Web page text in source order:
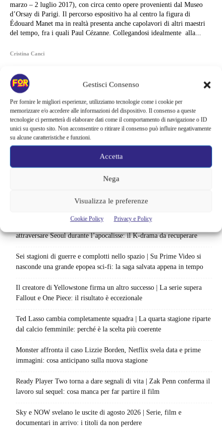
Gestisci Consenso
Per fornire le migliori esperienze, utilizziamo tecnologie come i cookie per
memorizzare e/o accedere alle informazioni del dispositivo. Il consenso a queste
tecnologie ci permetterà di elaborare dati come il comportamento di navigazione o ID
unici su questo sito. Non acconsentire o ritirare il consenso può influire negativamente
su alcune caratteristiche e funzioni.
Accetta
Nega
Visualizza le preferenze
Cookie Policy Privacy e Policy
marzo – 2 luglio 2017), con circa cento opere provenienti dal Museo
d’Orsay di Parigi. Il percorso espositivo ha al centro la figura di
Édouard Manet ma in realtà presenta anche capolavori di altri maestri
del tempo, fra i quali Paul Cézanne. Collegandosi idealmente alla...
Cristina Canci
attraversare Seoul durante l’apocalisse: il K-drama da recuperare
Sei stagioni di guerre e complotti nello spazio | Su Prime Video si
nasconde una grande epopea sci-fi: la saga salvata appena in tempo
Il creatore di Yellowstone firma un altro successo | La serie supera
Fallout e One Piece: il risultato è eccezionale
Ted Lasso cambia completamente squadra | La quarta stagione riparte
dal calcio femminile: perché è la scelta più coerente
Monster affronta il caso Lizzie Borden, Netflix svela data e prime
immagini: cosa anticipano sulla nuova stagione
Ready Player Two torna a dare segnali di vita | Zak Penn conferma il
lavoro sul sequel: cosa manca per far partire il film
Sky e NOW svelano le uscite di agosto 2026 | Serie, film e
documentari in arrivo: i titoli da non perdere